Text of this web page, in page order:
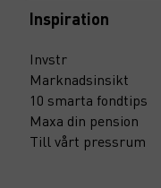
Inspiration
Invstr
Marknadsinsikt
10 smarta fondtips
Maxa din pension
Till vårt pressrum